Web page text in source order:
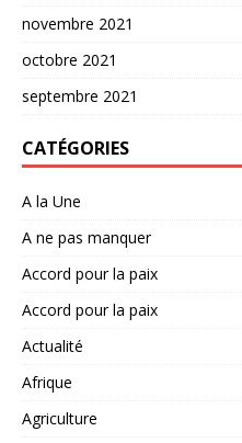
novembre 2021
octobre 2021
septembre 2021
CATÉGORIES
A la Une
A ne pas manquer
Accord pour la paix
Accord pour la paix
Actualité
Afrique
Agriculture